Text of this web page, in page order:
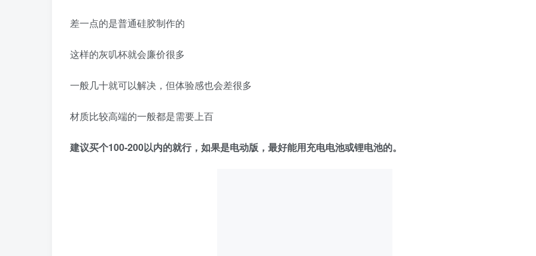
差一点的是普通硅胶制作的
这样的灰叽杯就会廉价很多
一般几十就可以解决，但体验感也会差很多
材质比较高端的一般都是需要上百
建议买个100-200以内的就行，如果是电动版，最好能用充电电池或锂电池的。